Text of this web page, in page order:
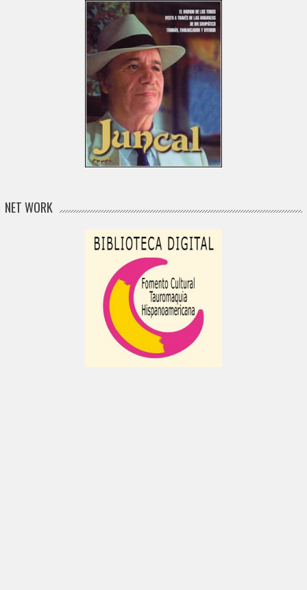
NET WORK